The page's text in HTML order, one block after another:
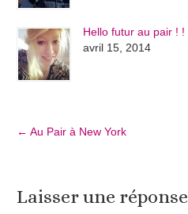
Hello futur au pair ! !
avril 15, 2014
← Au Pair à New York
Laisser une réponse